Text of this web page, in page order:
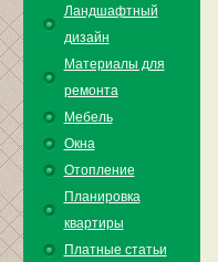
Ландшафтный
дизайн
Материалы для
ремонта
Мебель
Окна
Отопление
Планировка
квартиры
Платные статьи